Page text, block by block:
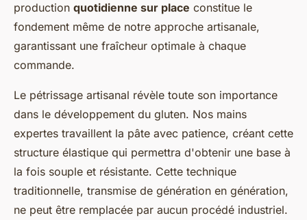
production quotidienne sur place constitue le
fondement même de notre approche artisanale,
garantissant une fraîcheur optimale à chaque
commande.
Le pétrissage artisanal révèle toute son importance
dans le développement du gluten. Nos mains
expertes travaillent la pâte avec patience, créant cette
structure élastique qui permettra d'obtenir une base à
la fois souple et résistante. Cette technique
traditionnelle, transmise de génération en génération,
ne peut être remplacée par aucun procédé industriel.